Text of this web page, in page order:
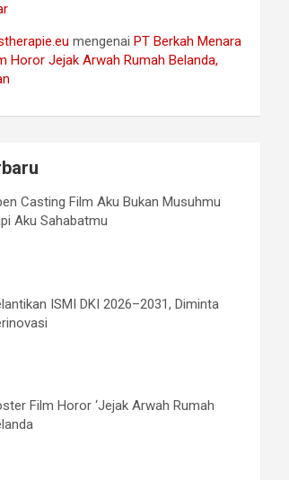
mengenai PT Berkah Menara
Horor Jejak Arwah Rumah Belanda,
Casting Film Aku Bukan Musuhmu
Aku Sahabatmu
ISMI DKI 2026–2031, Diminta
Film Horor ‘Jejak Arwah Rumah